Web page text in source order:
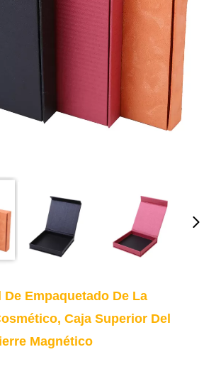
De Empaquetado De La
Caja Superior Del
Magnético